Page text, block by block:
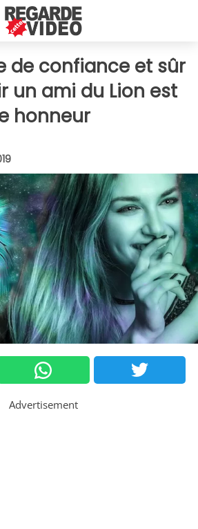
de confiance et sûr
un ami du Lion est
honneur
Advertisement